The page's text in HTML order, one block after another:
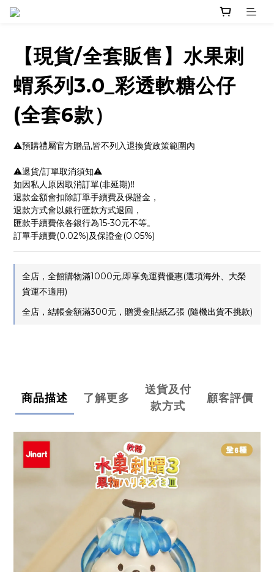
【現貨/全套販售】水果刺
蝟系列3.0_彩透軟糖公仔
(全套6款）
⚠️預購禮屬官方贈品,皆不列入退換貨政策範圍內
⚠️退貨/訂單取消須知⚠️
如因私人原因取消訂單(非延期)‼️
退款金額會扣除訂單手續費及保證金，
退款方式會以銀行匯款方式退回，
匯款手續費依各銀行為15-30元不等。
訂單手續費(0.02%)及保證金(0.05%)
全店，全館購物滿1000元,即享免運費優惠(選項海外、大榮
貨運不適用)
全店，結帳金額滿300元，贈燙金貼紙乙張 (隨機出貨不挑款)
商品描述 了解更多
送貨及付
款方式
顧客評價